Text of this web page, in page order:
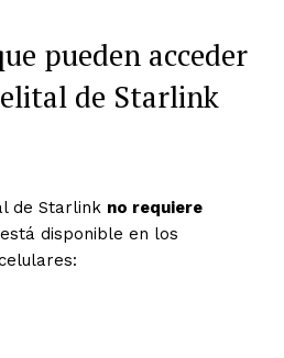
pueden acceder
de Starlink
de Starlink no requiere
disponible en los